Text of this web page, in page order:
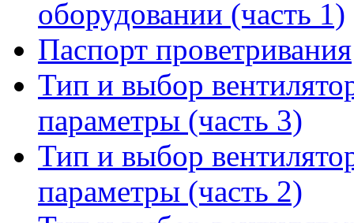
оборудовании (часть 1)
Паспорт проветривания
Тип и выбор
параметры (часть 3)
Тип и выбор
параметры (часть 2)